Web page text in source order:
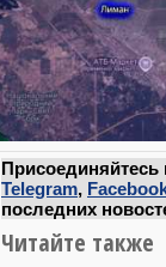
Присоединяйтесь
Telegram,
последних
Читайте также